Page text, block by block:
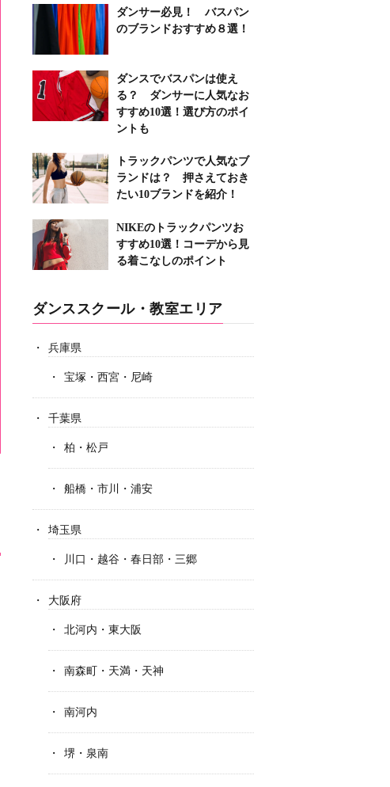
ダンサー必見！ バスパン
のブランドおすすめ８選！
ダンスでバスパンは使え
る？ ダンサーに人気なお
すすめ10選！選び方のポイ
ントも
トラックパンツで人気なブ
ランドは？ 押さえておき
たい10ブランドを紹介！
NIKEのトラックパンツお
すすめ10選！コーデから見
る着こなしのポイント
ダンススクール・教室エリア
兵庫県
宝塚・西宮・尼崎
千葉県
柏・松戸
船橋・市川・浦安
埼玉県
川口・越谷・春日部・三郷
大阪府
北河内・東大阪
南森町・天満・天神
南河内
堺・泉南